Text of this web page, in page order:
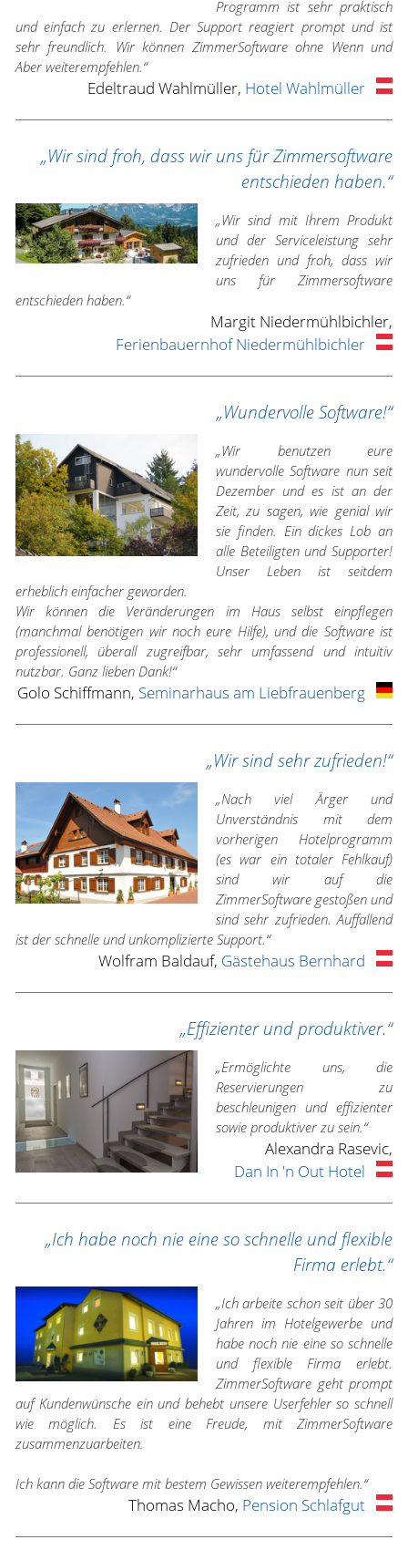
Programm ist sehr praktisch
und einfach zu erlernen. Der Support reagiert prompt und ist
sehr freundlich. Wir können ZimmerSoftware ohne Wenn und
Aber weiterempfehlen.“
Edeltraud Wahlmüller, Hotel Wahlmüller
„Wir sind froh, dass wir uns für Zimmersoftware
entschieden haben.“
„Wir sind mit Ihrem Produkt
und der Serviceleistung sehr
zufrieden und froh, dass wir
uns für Zimmersoftware
entschieden haben.“
Margit Niedermühlbichler,
Ferienbauernhof Niedermühlbichler
„Wundervolle Software!“
„Wir benutzen eure
wundervolle Software nun seit
Dezember und es ist an der
Zeit, zu sagen, wie genial wir
sie finden. Ein dickes Lob an
alle Beteiligten und Supporter!
Unser Leben ist seitdem
erheblich einfacher geworden.
Wir können die Veränderungen im Haus selbst einpflegen
(manchmal benötigen wir noch eure Hilfe), und die Software ist
professionell, überall zugreifbar, sehr umfassend und intuitiv
nutzbar. Ganz lieben Dank!“
Golo Schiffmann, Seminarhaus am Liebfrauenberg
„Wir sind sehr zufrieden!“
„Nach viel Ärger und
Unverständnis mit dem
vorherigen Hotelprogramm
(es war ein totaler Fehlkauf)
sind wir auf die
ZimmerSoftware gestoßen und
sind sehr zufrieden. Auffallend
ist der schnelle und unkomplizierte Support.“
Wolfram Baldauf, Gästehaus Bernhard
„Effizienter und produktiver.“
„Ermöglichte uns, die
Reservierungen zu
beschleunigen und effizienter
sowie produktiver zu sein.“
Alexandra Rasevic,
Dan In 'n Out Hotel
„Ich habe noch nie eine so schnelle und flexible
Firma erlebt.“
„Ich arbeite schon seit über 30
Jahren im Hotelgewerbe und
habe noch nie eine so schnelle
und flexible Firma erlebt.
ZimmerSoftware geht prompt
auf Kundenwünsche ein und behebt unsere Userfehler so schnell
wie möglich. Es ist eine Freude, mit ZimmerSoftware
zusammenzuarbeiten.
Ich kann die Software mit bestem Gewissen weiterempfehlen.“
Thomas Macho, Pension Schlafgut